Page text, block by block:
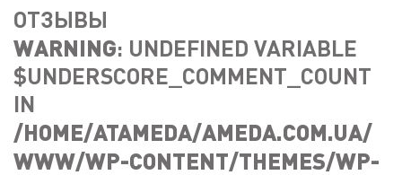
государственный медицинский университет
2010 г.
НМАПО им. Шупика, специализация по
гастроэнтерологии, ультразвуковой диагностике
ОТЗЫВЫ
WARNING: UNDEFINED VARIABLE
$UNDERSCORE_COMMENT_COUNT
IN
/HOME/ATAMEDA/AMEDA.COM.UA/
WWW/WP-CONTENT/THEMES/WP-